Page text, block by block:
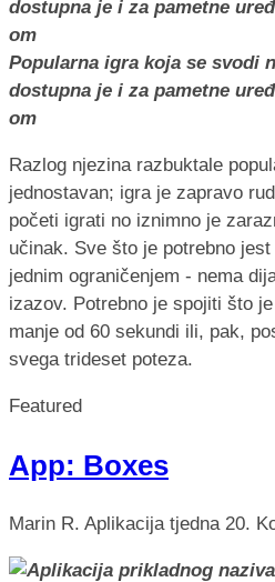
Popularna igra koja se svodi
dostupna je i za pametne
om
Razlog njezina razbuktale
jednostavan; igra je zapravo
početi igrati no iznimno je
učinak. Sve što je potrebno
jednim ograničenjem - nema
izazov. Potrebno je spojiti što
manje od 60 sekundi ili, pak,
svega trideset poteza.
Featured
App: Boxes
Marin R. Aplikacija tjedna 20.